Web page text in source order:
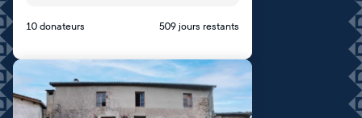
10 donateurs 509 jours restants